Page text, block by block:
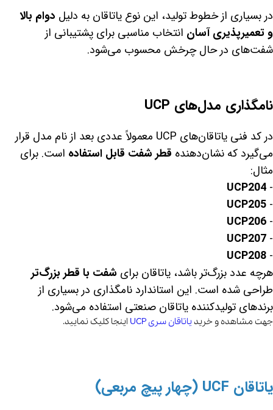
در بسیاری از خطوط تولید، این نوع یاتاقان به دلیل دوام بالا
و تعمیرپذیری آسان انتخاب مناسبی برای پشتیبانی از
شفت‌های در حال چرخش محسوب می‌شود.
نامگذاری مدل‌های UCP
در کد فنی یاتاقان‌های UCP معمولاً عددی بعد از نام مدل قرار
می‌گیرد که نشان‌دهنده قطر شفت قابل استفاده است. برای
مثال:
-
UCP204
-
UCP205
-
UCP206
-
UCP207
-
UCP208
هرچه عدد بزرگ‌تر باشد، یاتاقان برای شفت با قطر بزرگ‌تر
طراحی شده است. این استاندارد نامگذاری در بسیاری از
برندهای تولیدکننده یاتاقان صنعتی استفاده می‌شود.
جهت مشاهده و خریدیاتاقان سری UCP اینجا کلیک نمایید.
یاتاقان UCF (چهار پیچ مربعی)